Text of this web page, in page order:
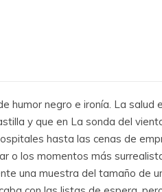
humor negro e ironía. La salud
y que en La sonda del
hasta las cenas de
o los momentos más
una muestra del tamaño de